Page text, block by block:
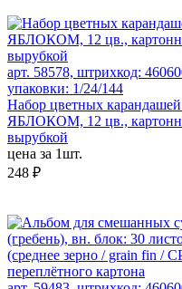
арт. 58578, штрихкод:
упаковки: 1/24/144
Набор цветных
ЯБЛОКОМ, 12 цв.,
вырубкой
цена за 1шт.
248 ₽